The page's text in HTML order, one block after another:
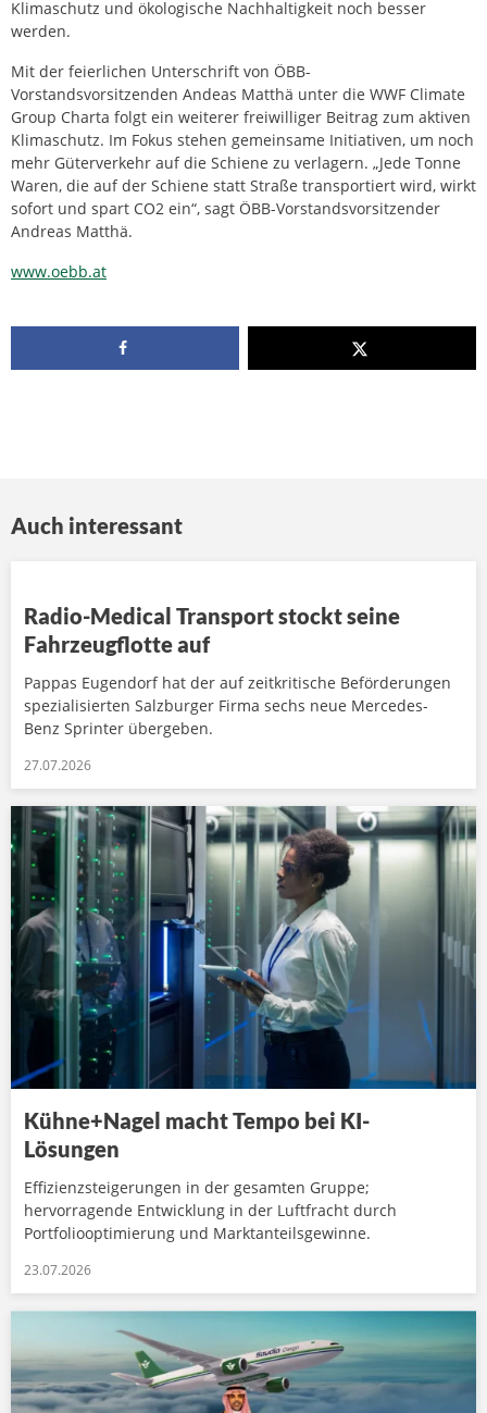
Klimaschutz und ökologische Nachhaltigkeit noch besser
werden.
Mit der feierlichen Unterschrift von ÖBB-
Vorstandsvorsitzenden Andeas Matthä unter die WWF Climate
Group Charta folgt ein weiterer freiwilliger Beitrag zum aktiven
Klimaschutz. Im Fokus stehen gemeinsame Initiativen, um noch
mehr Güterverkehr auf die Schiene zu verlagern. „Jede Tonne
Waren, die auf der Schiene statt Straße transportiert wird, wirkt
sofort und spart CO2 ein“, sagt ÖBB-Vorstandsvorsitzender
Andreas Matthä.
www.oebb.at
Auch interessant
Radio-Medical Transport stockt seine
Fahrzeugflotte auf
Pappas Eugendorf hat der auf zeitkritische Beförderungen
spezialisierten Salzburger Firma sechs neue Mercedes-
Benz Sprinter übergeben.
27.07.2026
Kühne+Nagel macht Tempo bei KI-
Lösungen
Effizienzsteigerungen in der gesamten Gruppe;
hervorragende Entwicklung in der Luftfracht durch
Portfoliooptimierung und Marktanteilsgewinne.
23.07.2026